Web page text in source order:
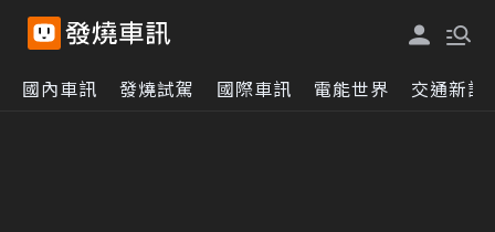
國內車訊 發燒試駕 國際車訊 電能世界 交通新訊